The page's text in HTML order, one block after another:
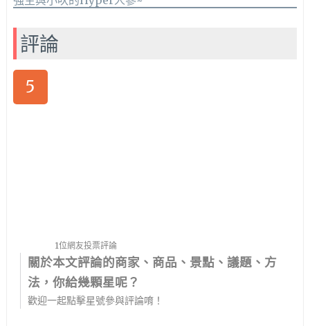
評論
5
1位網友投票評論
關於本文評論的商家、商品、景點、議題、方
法，你給幾顆星呢？
歡迎一起點擊星號參與評論唷！